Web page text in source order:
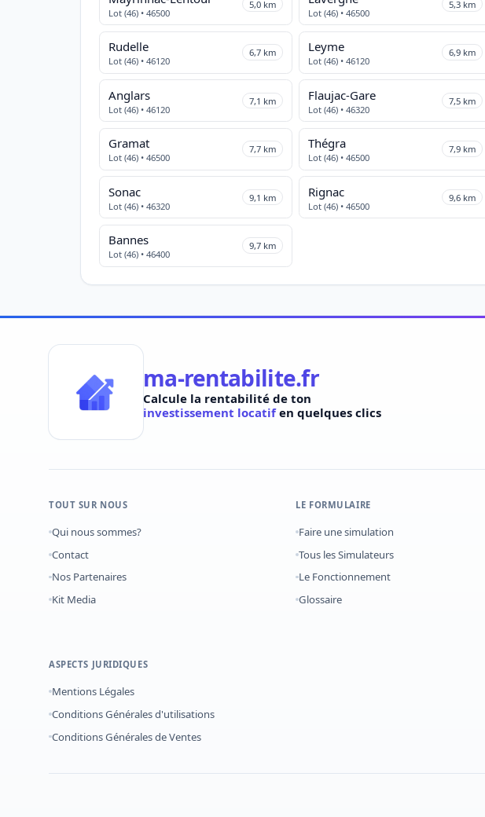
Lot (46) • 46500
5,0 km
Lot (46) • 46500
5,3 km
Rudelle
Lot (46) • 46120
6,7 km Leyme
Lot (46) • 46120
6,9 km
Anglars
Lot (46) • 46120
7,1 km Flaujac-Gare
Lot (46) • 46320
7,5 km
Gramat
Lot (46) • 46500
7,7 km Thégra
Lot (46) • 46500
7,9 km
Sonac
Lot (46) • 46320
9,1 km Rignac
Lot (46) • 46500
9,6 km
Bannes
Lot (46) • 46400
9,7 km
ma-rentabilite.fr
Calcule la rentabilité de ton
investissement locatifen quelques clics
TOUT SUR NOUS
Qui nous sommes?
Contact
Nos Partenaires
Kit Media
LE FORMULAIRE
Faire une simulation
Tous les Simulateurs
Le Fonctionnement
Glossaire
ASPECTS JURIDIQUES
Mentions Légales
Conditions Générales d'utilisations
Conditions Générales de Ventes